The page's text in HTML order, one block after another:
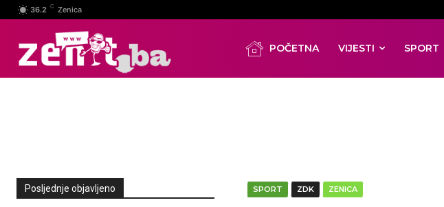
36.2 C Zenica
POČETNA VIJESTI SPORT
Posljednje objavljeno SPORT ZDK ZENICA